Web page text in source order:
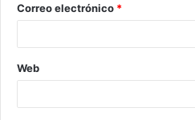
Correo electrónico *
Web